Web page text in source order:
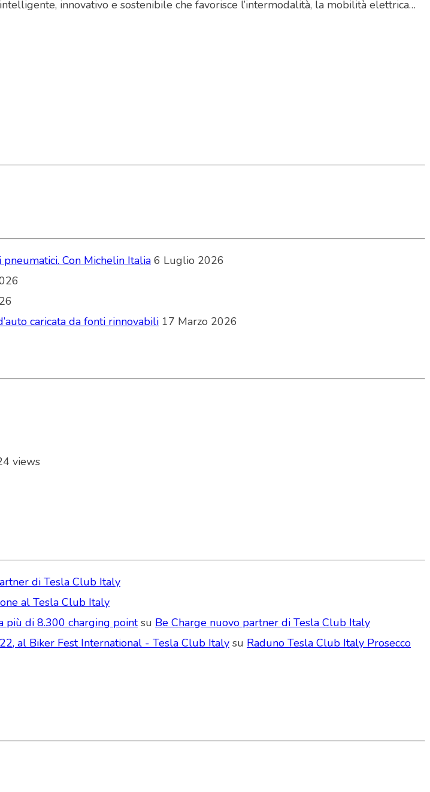
innovativo e sostenibile che favorisce l’intermodalità, la mobilità elettrica…
Con Michelin Italia 6 Luglio 2026
caricata da fonti rinnovabili 17 Marzo 2026
views
di Tesla Club Italy
al Tesla Club Italy
più di 8.300 charging pointsu Be Charge nuovo partner di Tesla Club Italy
al Biker Fest International - Tesla Club Italy su Raduno Tesla Club Italy Prosecco